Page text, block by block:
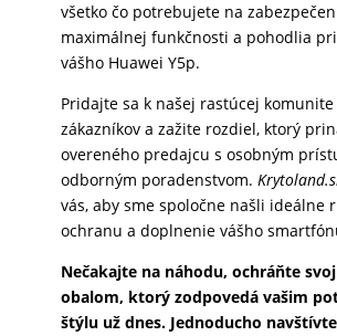
všetko čo potrebujete na
maximálnej funkčnosti a pohodlia
vášho Huawei Y5p.
Pridajte sa k našej rastúcej
zákazníkov a zažite rozdiel, ktorý
overeného predajcu s osobným
odborným poradenstvom.
vás, aby sme spoločne našli ideálne
ochranu a doplnenie vášho
Nečakajte na náhodu, ochráňte
obalom, ktorý zodpovedá vašim
štýlu už dnes. Jednoducho navštívte